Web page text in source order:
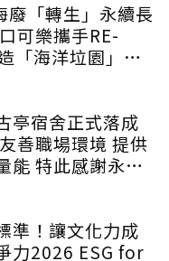
廢「轉生」永續長
可樂攜手RE-
「海洋垃園」特
亭宿舍正式落成
善職場環境 提供
能 特此感謝永齡
準！讓文化力成
力2026 ESG for